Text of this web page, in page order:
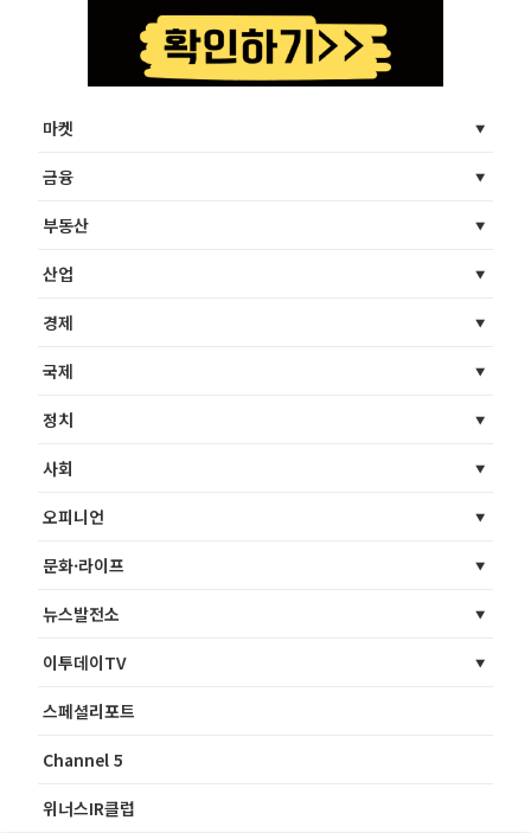
마켓
금융
부동산
산업
경제
국제
정치
사회
오피니언
문화·라이프
뉴스발전소
이투데이TV
스페셜리포트
Channel 5
위너스IR클럽